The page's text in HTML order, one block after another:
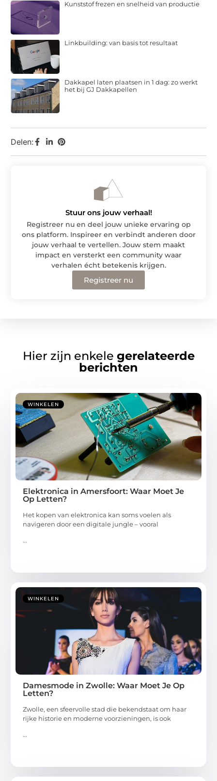
Delen:
Kunststof frezen en snelheid van productie
Linkbuilding: van basis tot resultaat
Dakkapel laten plaatsen in 1 dag: zo werkt
het bij GJ Dakkapellen
Stuur ons jouw verhaal!
Registreer nu en deel jouw unieke ervaring op
ons platform. Inspireer en verbindt anderen door
jouw verhaal te vertellen. Jouw stem maakt
impact en versterkt een community waar
verhalen écht betekenis krijgen.
Registreer nu
Hier zijn enkele gerelateerde
berichten
WINKELEN
Elektronica in Amersfoort: Waar Moet Je
Op Letten?
Het kopen van elektronica kan soms voelen als
navigeren door een digitale jungle – vooral
...
WINKELEN
Damesmode in Zwolle: Waar Moet Je Op
Letten?
Zwolle, een sfeervolle stad die bekendstaat om haar
rijke historie en moderne voorzieningen, is ook
...